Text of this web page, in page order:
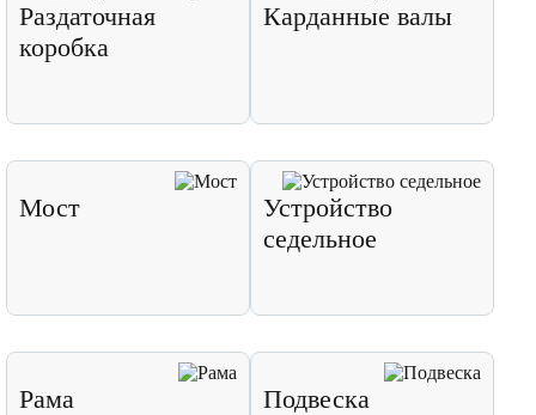
Раздаточная
коробка
Карданные валы
Мост
Устройство
седельное
Рама Подвеска